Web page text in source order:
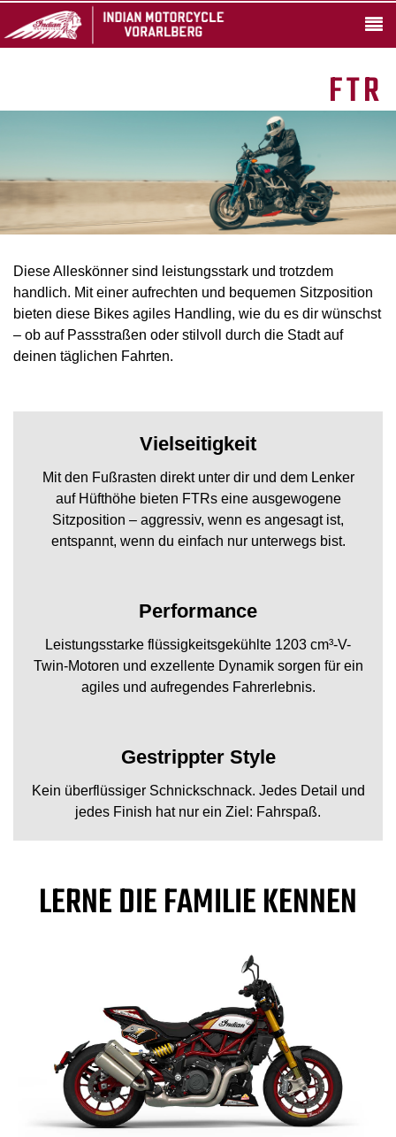
FTR
Diese Alleskönner sind leistungsstark und trotzdem
handlich. Mit einer aufrechten und bequemen Sitzposition
bieten diese Bikes agiles Handling, wie du es dir wünschst
– ob auf Passstraßen oder stilvoll durch die Stadt auf
deinen täglichen Fahrten.
Vielseitigkeit
Mit den Fußrasten direkt unter dir und dem Lenker
auf Hüfthöhe bieten FTRs eine ausgewogene
Sitzposition – aggressiv, wenn es angesagt ist,
entspannt, wenn du einfach nur unterwegs bist.
Performance
Leistungsstarke flüssigkeitsgekühlte 1203 cm³-V-
Twin-Motoren und exzellente Dynamik sorgen für ein
agiles und aufregendes Fahrerlebnis.
Gestrippter Style
Kein überflüssiger Schnickschnack. Jedes Detail und
jedes Finish hat nur ein Ziel: Fahrspaß.
LERNE DIE FAMILIE KENNEN